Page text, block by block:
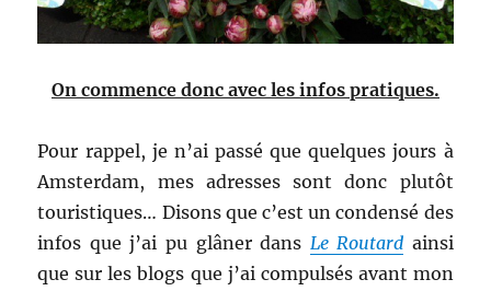
On commence donc avec les infos pratiques.
Pour rappel, je n’ai passé que quelques jours à
Amsterdam, mes adresses sont donc plutôt
touristiques… Disons que c’est un condensé des
infos que j’ai pu glâner dans Le Routard ainsi
que sur les blogs que j’ai compulsés avant mon